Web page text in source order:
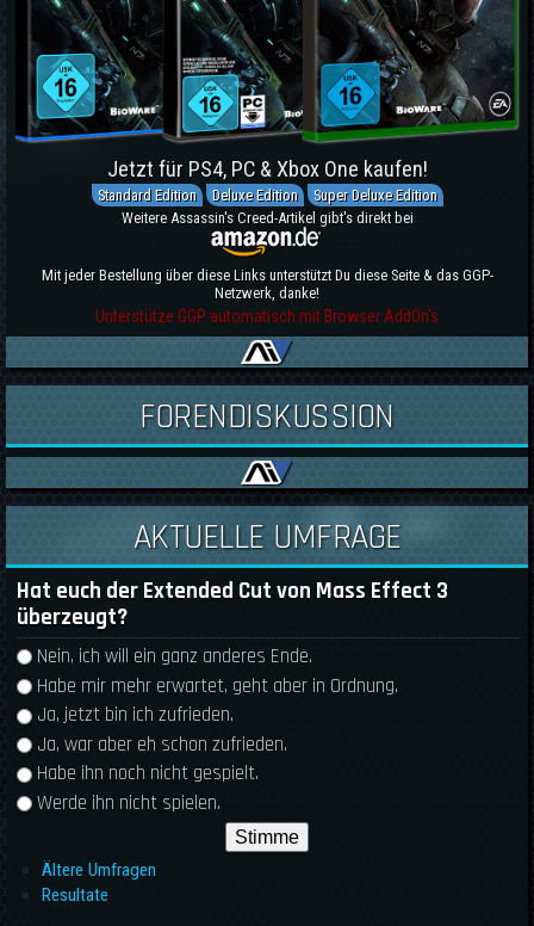
Jetzt für PS4, PC & Xbox One kaufen!
Standard Edition Deluxe Edition
Super Deluxe Edition
Weitere Assassin's Creed-Artikel gibt's direkt bei
Mit jeder Bestellung über diese Links unterstützt Du diese Seite & das GGP-
Netzwerk, danke!
Unterstütze GGP automatisch mit Browser AddOn's
FORENDISKUSSION
AKTUELLE UMFRAGE
Hat euch der Extended Cut von Mass Effect 3
überzeugt?
Auswahlmöglichkeiten
Nein, ich will ein ganz anderes Ende.
Habe mir mehr erwartet, geht aber in Ordnung.
Ja, jetzt bin ich zufrieden.
Ja, war aber eh schon zufrieden.
Habe ihn noch nicht gespielt.
Werde ihn nicht spielen.
Ältere Umfragen
Resultate